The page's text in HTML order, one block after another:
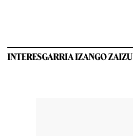
INTERESGARRIA IZANGO ZAIZU